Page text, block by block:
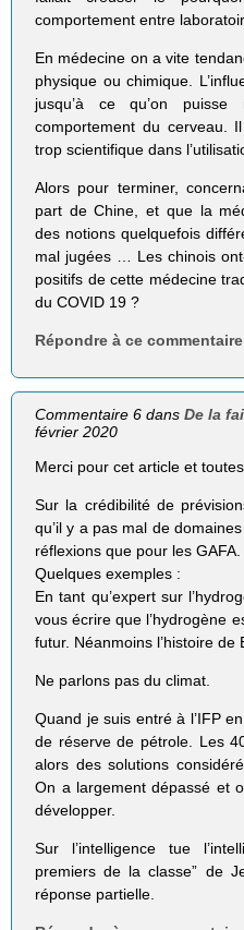
comportement entre
En médecine on a vite
physique ou chimique.
jusqu’à ce qu’on
comportement du cerveau.
trop scientifique dans
Alors pour terminer,
part de Chine, et que la
des notions quelquefois
mal jugées … Les chinois
positifs de cette médecine
du COVID 19 ?
Répondre à ce commentaire
Commentaire 6 dansDe la
février 2020
Merci pour cet article et
Sur la crédibilité de
qu’il y a pas mal de
réflexions que pour les GAFA.
Quelques exemples :
En tant qu’expert sur
vous écrire que l’hydrogène
futur. Néanmoins l’histoire de
Ne parlons pas du climat.
Quand je suis entré à l’IFP
de réserve de pétrole. Les
alors des solutions
On a largement dépassé et
développer.
Sur l’intelligence tue
premiers de la classe” de
réponse partielle.